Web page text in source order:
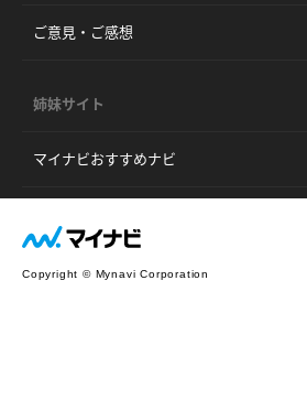
ご意見・ご感想
姉妹サイト
マイナビおすすめナビ
Copyright © Mynavi Corporation